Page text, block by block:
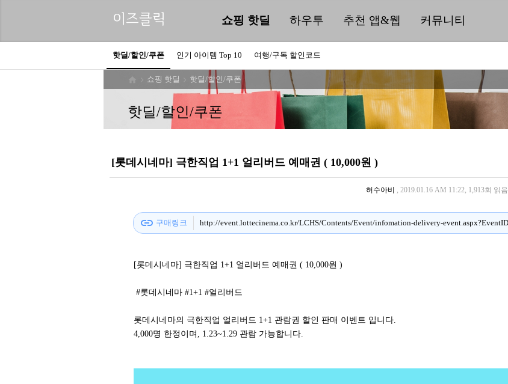
이즈클릭 쇼핑 핫딜 하우투 추천 앱&웹 커뮤니티
핫딜/할인/쿠폰 인기 아이템 Top 10 여행/구독 할인코드
쇼핑 핫딜 핫딜/할인/쿠폰
핫딜/할인/쿠폰
[롯데시네마] 극한직업 1+1 얼리버드 예매권 ( 10,000원 )
허수아비 , 2019.01.16 AM 11:22, 1,913회 읽음
link 구매링크
[롯데시네마] 극한직업 1+1 얼리버드 예매권 ( 10,000원 )
#롯데시네마 #1+1 #얼리버드
롯데시네마의 극한직업 얼리버드 1+1 관람권 할인 판매 이벤트 입니다.
4,000명 한정이며, 1.23~1.29 관람 가능합니다.